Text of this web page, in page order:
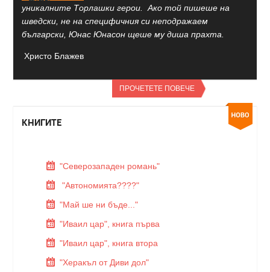
уникалните Торлашки герои. Ако той пишеше на
шведски, не на специфичния си неподражаем
български, Юнас Юнасон щеше му диша прахта.
Христо Блажев
ПРОЧЕТЕТЕ ПОВЕЧЕ
КНИГИТЕ
"Северозападен романь"
"Автономията????"
"Май ше ни бъде..."
"Иваил цар", книга първа
"Иваил цар", книга втора
"Херакъл от Диви дол"